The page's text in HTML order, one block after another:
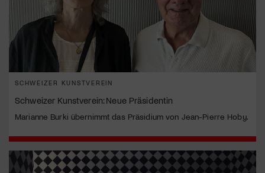
SCHWEIZER KUNSTVEREIN
Schweizer Kunstverein: Neue Präsidentin
Marianne Burki übernimmt das Präsidium von Jean-Pierre Hoby.